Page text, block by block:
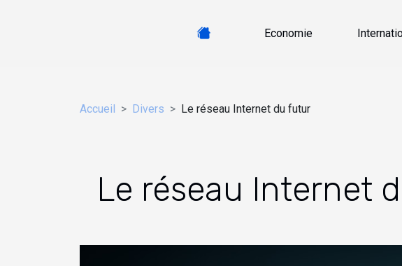
Economie
Accueil Divers Le réseau Internet du futur
Le réseau Internet